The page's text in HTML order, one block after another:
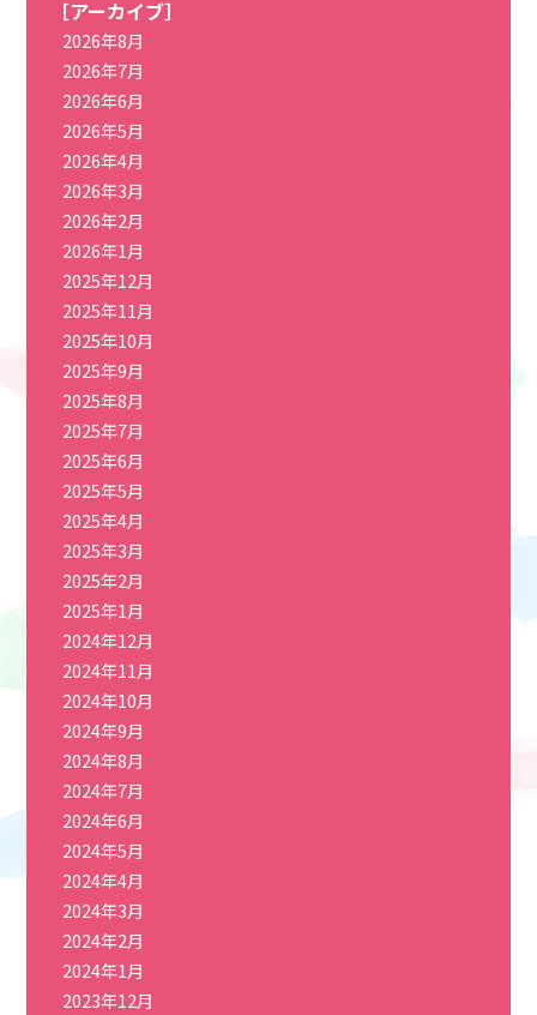
［アーカイブ］
2026年8月
2026年7月
2026年6月
2026年5月
2026年4月
2026年3月
2026年2月
2026年1月
2025年12月
2025年11月
2025年10月
2025年9月
2025年8月
2025年7月
2025年6月
2025年5月
2025年4月
2025年3月
2025年2月
2025年1月
2024年12月
2024年11月
2024年10月
2024年9月
2024年8月
2024年7月
2024年6月
2024年5月
2024年4月
2024年3月
2024年2月
2024年1月
2023年12月